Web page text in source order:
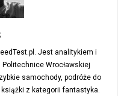
Jest analitykiem i
Wrocławskiej
samochody, podróże do
z kategorii fantastyka.